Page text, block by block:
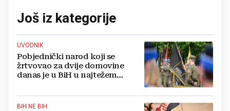
Još iz kategorije
UVODNIK
Pobjednički narod koji se
žrtvovao za dvije domovine
danas je u BiH u najtežem
BIH NE BIH